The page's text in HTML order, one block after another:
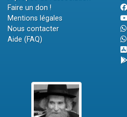
Faire un don !
Mentions légales
Nous contacter
Aide (FAQ)